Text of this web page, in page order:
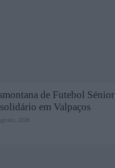
de Futebol Sénior
em Valpaços
2026